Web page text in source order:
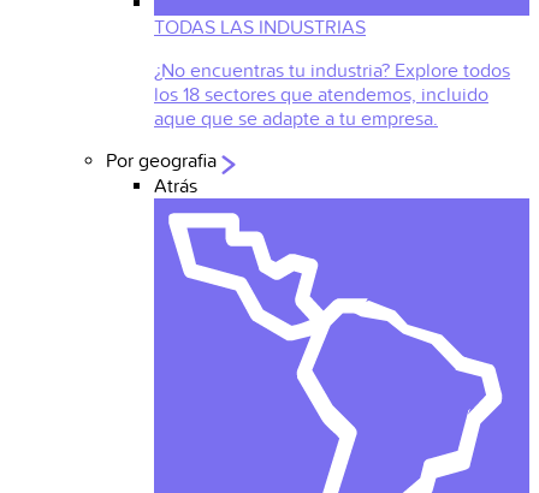
TODAS LAS INDUSTRIAS
¿No encuentras tu industria? Explore todos
los 18 sectores que atendemos, incluido
aque que se adapte a tu empresa.
Por geografia
Atrás